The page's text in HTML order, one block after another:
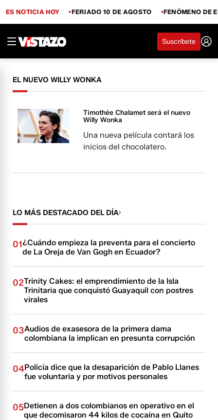
ES NOTICIA HOY FERIADO 10 DE AGOSTO FENÓMENO DE
Suscríbete
EL NUEVO WILLY WONKA
Timothée Chalamet será el nuevo
Willy Wonka
Una nueva película contará los
inicios del chocolatero.
LO MÁS DESTACADO DEL DÍA
01¿Cuándo empieza la preventa para el concierto
de La Oreja de Van Gogh en Ecuador?
02Trinity Cakes: el emprendimiento de la Isla
Trinitaria que conquistó Guayaquil con postres
virales
03Audios de exasesora de la primera dama
colombiana la implican en presunta corrupción
04Policía dice que la desaparición de Pablo Llanes
fue voluntaria y por motivos personales
05Detienen a dos colombianos en operativo en el
que decomisaron 44 kilos de cocaína en Quito